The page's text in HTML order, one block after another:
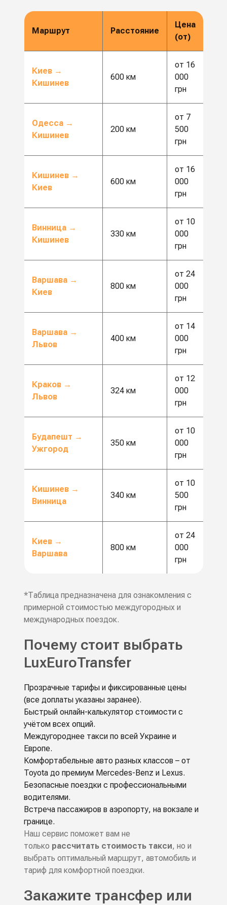
Маршрут Расстояние
Цена
(от)
Киев →
Кишинев
600 км
от 16
000
грн
Одесса →
Кишинев
200 км
от 7
500
грн
Кишинев →
Киев
600 км
от 16
000
грн
Винница →
Кишинев
330 км
от 10
000
грн
Варшава →
Киев
800 км
от 24
000
грн
Варшава →
Львов
400 км
от 14
000
грн
Краков →
Львов
324 км
от 12
000
грн
Будапешт →
Ужгород
350 км
от 10
000
грн
Кишинев →
Винница
340 км
от 10
500
грн
Киев →
Варшава
800 км
от 24
000
грн
*Таблица предназначена для ознакомления с
примерной стоимостью междугородных и
международных поездок.
Почему стоит выбрать
LuxEuroTransfer
Прозрачные тарифы и фиксированные цены
(все доплаты указаны заранее).
Быстрый онлайн-калькулятор стоимости с
учётом всех опций.
Междугороднее такси по всей Украине и
Европе.
Комфортабельные авто разных классов – от
Toyota до премиум Mercedes-Benz и Lexus.
Безопасные поездки с профессиональными
водителями.
Встреча пассажиров в аэропорту, на вокзале и
границе.
Наш сервис поможет вам не
только рассчитать стоимость такси, но и
выбрать оптимальный маршрут, автомобиль и
тариф для комфортной поездки.
Закажите трансфер или